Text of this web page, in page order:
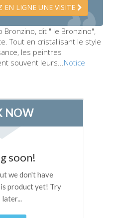
de l'Académie
Palatine
Médicis
de San Marco
de Boboli
d'Arnolfo
de Vasari
Vecchio
EN LIGNE UNE VISITE
dit " le Bronzino",
Tout en cristallisant le style
les peintres
souvent leurs...Notice